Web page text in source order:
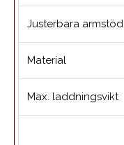
Justerbara armstöd
Material
Max. laddningsvikt